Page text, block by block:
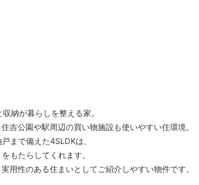
納が暮らしを整える家。
吉公園や駅周辺の買い物施設も使いやすい住環境。
まで備えた4SLDKは、
もたらしてくれます。
用性のある住まいとしてご紹介しやすい物件です。